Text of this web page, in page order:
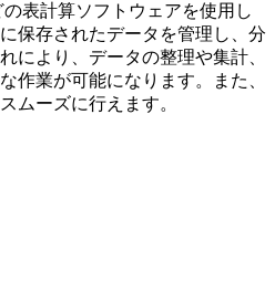
表計算ソフトウェアを使用し
保存されたデータを管理し、分
により、データの整理や集計、
作業が可能になります。また、
ムーズに行えます。